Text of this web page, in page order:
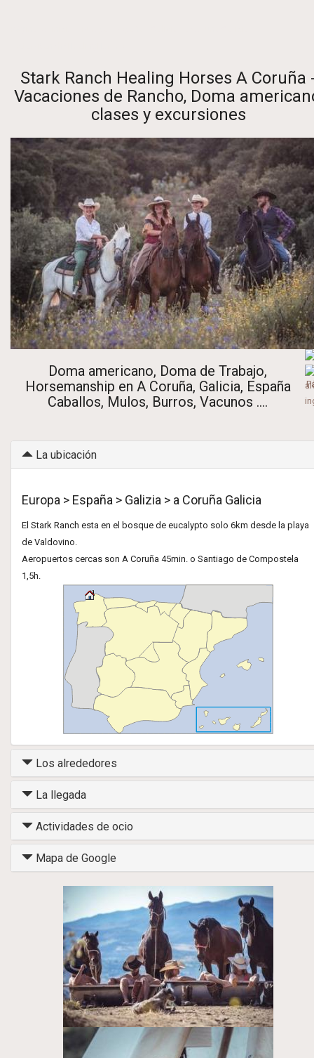
Stark Ranch Healing Horses A Coruña
Vacaciones de Rancho, Doma
clases y excursiones
Doma americano, Doma de Trabajo,
Horsemanship en A Coruña, Galicia, España
Caballos, Mulos, Burros, Vacunos ....
La ubicación
Europa > España > Galizia > a Coruña Galicia
El Stark Ranch esta en el bosque de eucalypto solo 6km desde la playa
de Valdovino.
Aeropuertos cercas son A Coruña 45min. o Santiago de Compostela
1,5h.
Los alrededores
La llegada
Actividades de ocio
Mapa de Google